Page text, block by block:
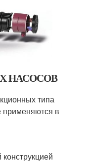
НАСОСОВ
типа
применяются в